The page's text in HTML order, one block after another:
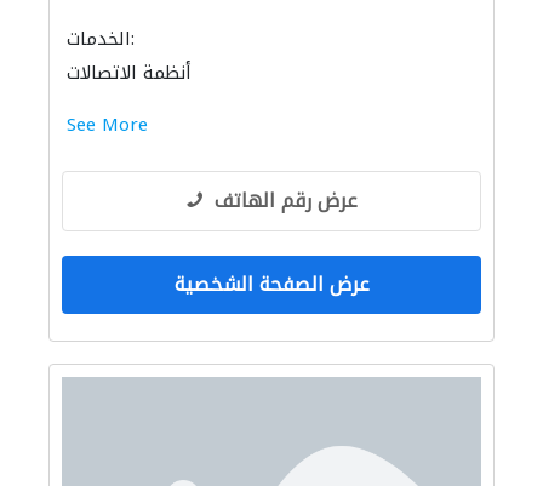
الخدمات:
أنظمة الاتصالات
See More
عرض رقم الهاتف
عرض الصفحة الشخصية